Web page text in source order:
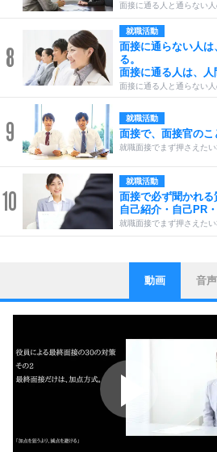
面接に通る人と通らない
8
就職活動
面接に通らない人
る。
面接に通る人は、人
面接に通る人と通らない
9 就職活動
面接で、面接官のこ
就職面接でまず押さえた
10
就職活動
面接で必ず聞かれる
自己紹介・自己PR
就職面接でまず押さえた
1
ストレス対策
他人と比べない。
いっそのこと、他人
いらいらしない人になる
ポジティブになれな
ポジティブ思考になる30
人生、なんとかな
動画 音声